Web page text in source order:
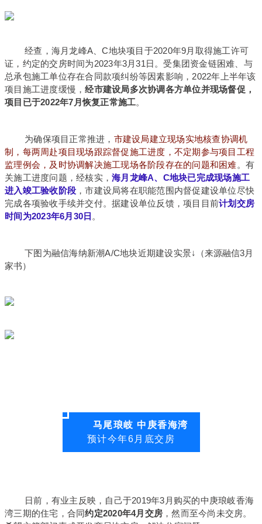
经查，海月龙峰A、C地块项目于2020年9月取得施工许可
证，约定的交房时间为2023年3月31日。受集团资金链困难、与
总承包施工单位存在合同款项纠纷等因素影响，2022年上半年该
项目施工进度缓慢，经市建设局多次协调各方单位并现场督促，
项目已于2022年7月恢复正常施工。
为确保项目正常推进， 市建设局建立现场实地核查协调机
制，每两周赴项目现场跟踪督促施工进度，不定期参与项目工程
监理例会，及时协调解决施工现场各阶段存在的问题和困难。 有
关施工进度问题，经核实， 海月龙峰A、C地块已完成现场施工
进入竣工验收阶段 ，市建设局将在职能范围内督促建设单位尽快
完成各项验收手续并交付。据建设单位反馈，项目目前计划交房
时间为2023年6月30日 。
下图为融信海纳新潮A/C地块近期建设实景↓
（来源融信3月
家书）
马尾琅岐 中庚香海湾
预计今年6月底交房
日前，有业主反映，自己于2019年3月购买的中庚琅岐香海
湾三期的住宅，合同约定2020年4月交房 ，然而至今尚未交房。